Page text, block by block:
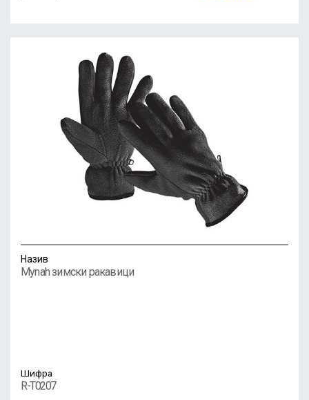
Назив
Mynah зимски ракавици
Шифра
R-T0207